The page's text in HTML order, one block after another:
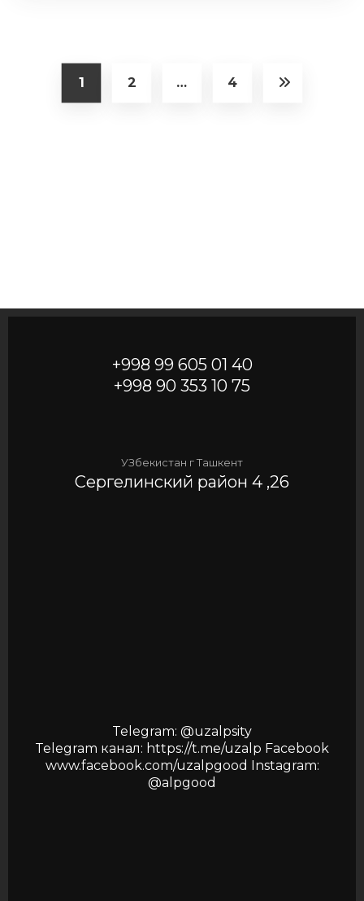
1 2 … 4
+998 99 605 01 40
+998 90 353 10 75
УЗбекистан г Ташкент
Сергелинский район 4 ,26
Telegram: @uzalpsity
Telegram канал: https://t.me/uzalp Facebook
www.facebook.com/uzalpgood Instagram:
@alpgood